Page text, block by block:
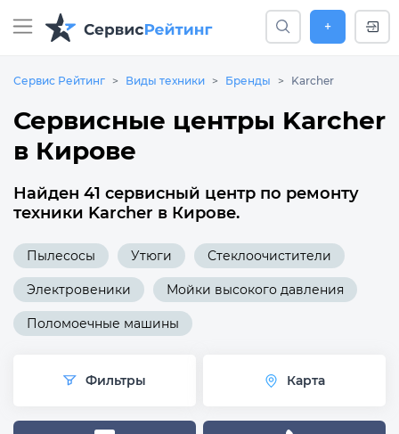
+
Сервис Рейтинг Виды техники Бренды Karcher
Сервисные центры Karcher
в Кирове
Найден 41 сервисный центр по ремонту
техники Karcher в Кирове.
Пылесосы Утюги Стеклоочистители
Электровеники Мойки высокого давления
Поломоечные машины
Фильтры Карта